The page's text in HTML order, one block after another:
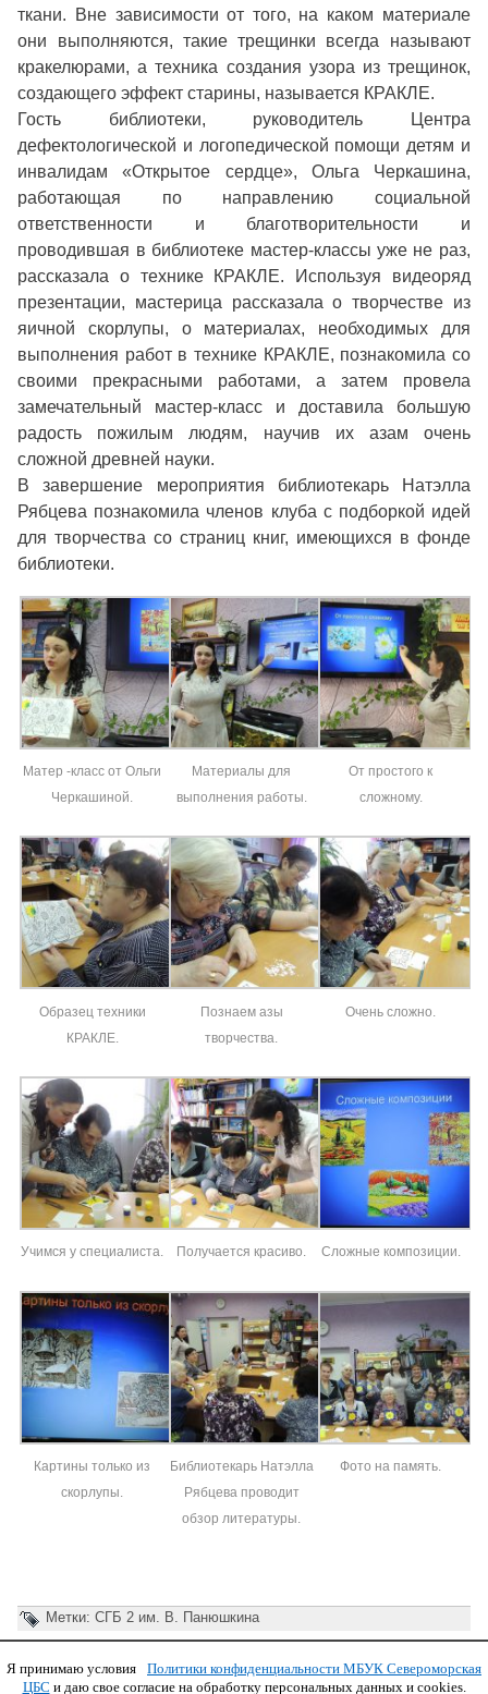
ткани. Вне зависимости от того, на каком материале
они выполняются, такие трещинки всегда называют
кракелюрами, а техника создания узора из трещинок,
создающего эффект старины, называется КРАКЛЕ.
Гость библиотеки, руководитель Центра
дефектологической и логопедической помощи детям и
инвалидам «Открытое сердце», Ольга Черкашина,
работающая по направлению социальной
ответственности и благотворительности и
проводившая в библиотеке мастер-классы уже не раз,
рассказала о технике КРАКЛЕ. Используя видеоряд
презентации, мастерица рассказала о творчестве из
яичной скорлупы, о материалах, необходимых для
выполнения работ в технике КРАКЛЕ, познакомила со
своими прекрасными работами, а затем провела
замечательный мастер-класс и доставила большую
радость пожилым людям, научив их азам очень
сложной древней науки.
В завершение мероприятия библиотекарь Натэлла
Рябцева познакомила членов клуба с подборкой идей
для творчества со страниц книг, имеющихся в фонде
библиотеки.
Матер -класс от Ольги
Черкашиной.
Материалы для
выполнения работы.
От простого к
сложному.
Образец техники
КРАКЛЕ.
Познаем азы
творчества.
Очень сложно.
Учимся у специалиста. Получается красиво. Сложные композиции.
Картины только из
скорлупы.
Библиотекарь Натэлла
Рябцева проводит
обзор литературы.
Фото на память.
Метки: СГБ 2 им. В. Панюшкина
Copyright © 2011 МБУК СЦБС
Я принимаю условия
Политики конфиденциальности МБУК Североморская
ЦБС и даю свое согласие на обработку персональных данных и cookies.